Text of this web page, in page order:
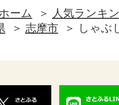
ーム
人気ランキ
志摩市 しゃぶ